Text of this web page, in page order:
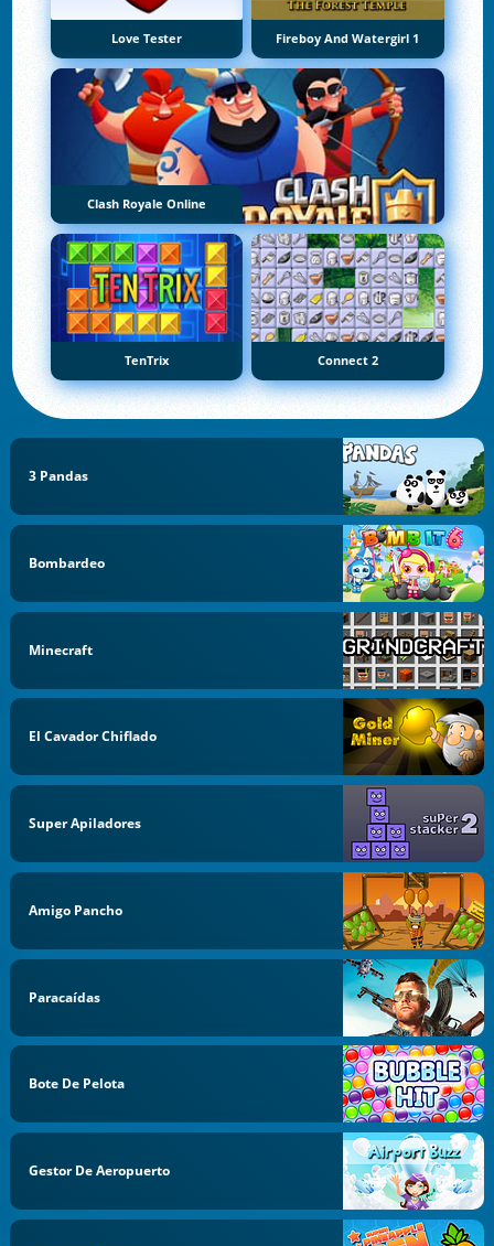
Love Tester Fireboy And Watergirl 1
Clash Royale Online
TenTrix Connect 2
3 Pandas
Bombardeo
Minecraft
El Cavador Chiflado
Super Apiladores
Amigo Pancho
Paracaídas
Bote De Pelota
Gestor De Aeropuerto